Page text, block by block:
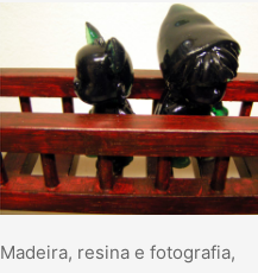
Madeira, resina e fotografia,